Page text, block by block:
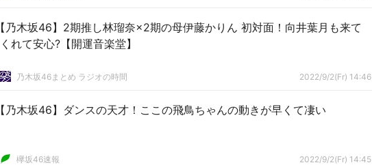
【乃木坂46】2期推し林瑠奈×2期の母伊藤かりん 初対面！向井葉月も来て
くれて安心?【開運音楽堂】
乃木坂46まとめ ラジオの時間 2022/9/2(Fr) 14:46
【乃木坂46】ダンスの天才！ここの飛鳥ちゃんの動きが早くて凄い
欅坂46速報 2022/9/2(Fr) 14:45